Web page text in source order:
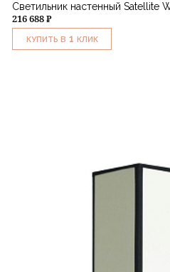
Светильник настенный Satellite
216 688 ₽
КУПИТЬ В 1 КЛИК